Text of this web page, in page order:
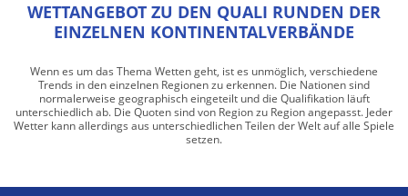
WETTANGEBOT ZU DEN QUALI RUNDEN DER
EINZELNEN KONTINENTALVERBÄNDE
Wenn es um das Thema Wetten geht, ist es unmöglich, verschiedene
Trends in den einzelnen Regionen zu erkennen. Die Nationen sind
normalerweise geographisch eingeteilt und die Qualifikation läuft
unterschiedlich ab. Die Quoten sind von Region zu Region angepasst. Jeder
Wetter kann allerdings aus unterschiedlichen Teilen der Welt auf alle Spiele
setzen.